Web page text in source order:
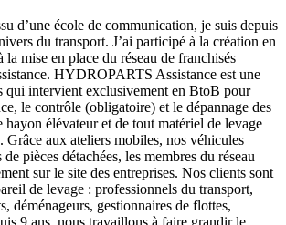
d’une école de communication, je suis depuis
du transport. J’ai participé à la création en
la mise en place du réseau de franchisés
HYDROPARTS Assistance est une
qui intervient exclusivement en BtoB pour
le contrôle (obligatoire) et le dépannage des
hayon élévateur et de tout matériel de levage
Grâce aux ateliers mobiles, nos véhicules
pièces détachées, les membres du réseau
sur le site des entreprises. Nos clients sont
de levage : professionnels du transport,
déménageurs, gestionnaires de flottes,